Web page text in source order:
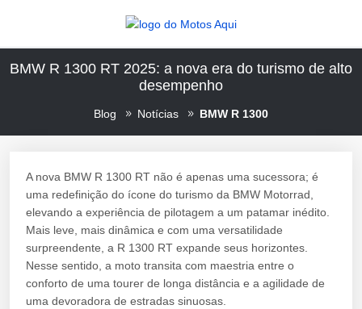
BMW R 1300 RT 2025: a nova era do turismo de alto
desempenho
Blog Notícias BMW R 1300
A nova BMW R 1300 RT não é apenas uma sucessora; é
uma redefinição do ícone do turismo da BMW Motorrad,
elevando a experiência de pilotagem a um patamar inédito.
Mais leve, mais dinâmica e com uma versatilidade
surpreendente, a R 1300 RT expande seus horizontes.
Nesse sentido, a moto transita com maestria entre o
conforto de uma tourer de longa distância e a agilidade de
uma devoradora de estradas sinuosas.